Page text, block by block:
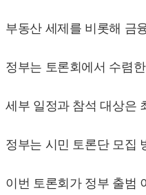
부동산 세제를 비롯해 금
정부는 토론회에서 수렴
세부 일정과 참석 대상은
정부는 시민 토론단 모집
이번 토론회가 정부 출범